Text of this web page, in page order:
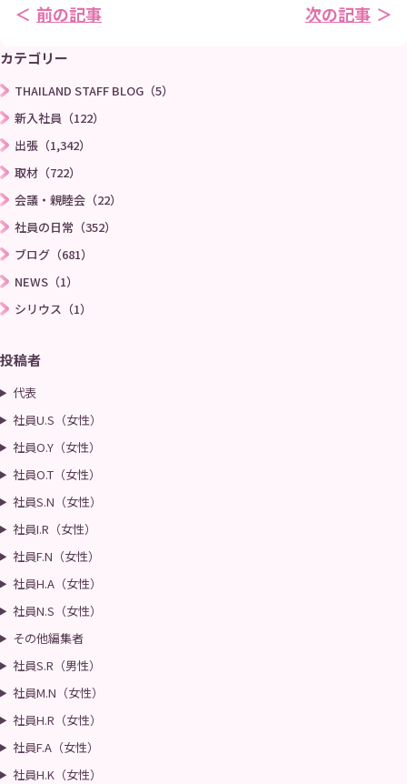
前の記事 次の記事
カテゴリー
THAILAND STAFF BLOG（5）
新入社員（122）
出張（1,342）
取材（722）
会議・親睦会（22）
社員の日常（352）
ブログ（681）
NEWS（1）
シリウス（1）
投稿者
代表
社員U.S（女性）
社員O.Y（女性）
社員O.T（女性）
社員S.N（女性）
社員I.R（女性）
社員F.N（女性）
社員H.A（女性）
社員N.S（女性）
その他編集者
社員S.R（男性）
社員M.N（女性）
社員H.R（女性）
社員F.A（女性）
社員H.K（女性）